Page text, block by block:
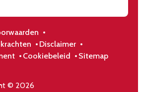
Disclaimer
Cookiebeleid Sitemap
© 2026